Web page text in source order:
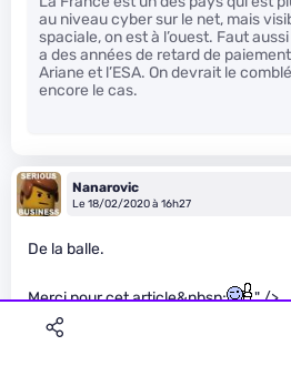
au niveau cyber sur le net, mais
spaciale, on est à l’ouest. Faut
a des années de retard de
Ariane et l’ESA. On devrait le
encore le cas.
Nanarovic
Le 18/02/2020 à 16h27
De la balle.
Merci pour cet article&nbsp; " />